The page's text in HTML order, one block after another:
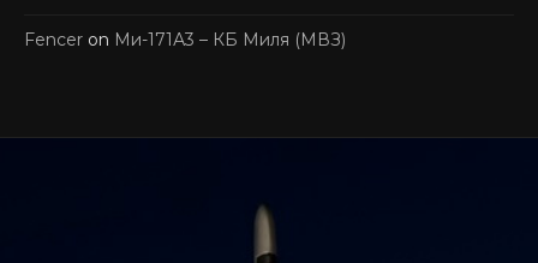
Fencer on Ми-171А3 – КБ Миля (МВЗ)